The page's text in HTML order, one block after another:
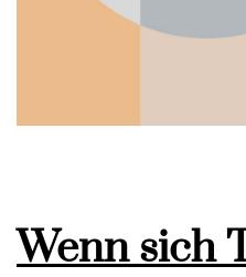
Wenn sich